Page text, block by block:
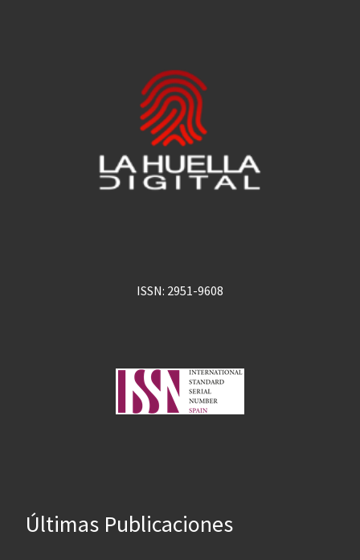
ISSN: 2951-9608
Últimas Publicaciones